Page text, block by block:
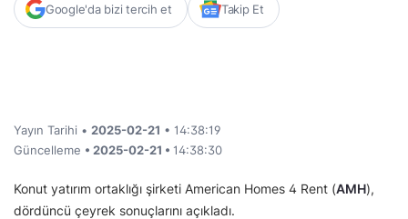
Google'da bizi tercih et Takip Et
Yayın Tarihi • 2025-02-21 • 14:38:19
Güncelleme • 2025-02-21 • 14:38:30
Konut yatırım ortaklığı şirketi American Homes 4 Rent (AMH),
dördüncü çeyrek sonuçlarını açıkladı.